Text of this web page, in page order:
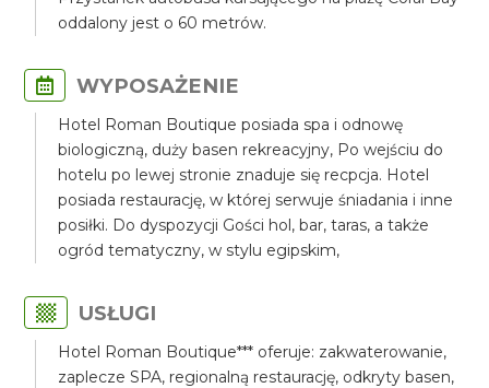
oddalony jest o 60 metrów.
WYPOSAŻENIE
Hotel Roman Boutique posiada spa i odnowę
biologiczną, duży basen rekreacyjny, Po wejściu do
hotelu po lewej stronie znaduje się recpcja. Hotel
posiada restaurację, w której serwuje śniadania i inne
posiłki. Do dyspozycji Gości hol, bar, taras, a także
ogród tematyczny, w stylu egipskim,
USŁUGI
Hotel Roman Boutique*** oferuje: zakwaterowanie,
zaplecze SPA, regionalną restaurację, odkryty basen,